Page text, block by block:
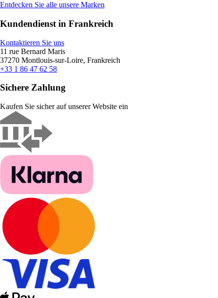
Entdecken Sie alle unsere Marken
Kundendienst in Frankreich
Kontaktieren Sie uns
11 rue Bernard Maris
37270 Montlouis-sur-Loire, Frankreich
+33 1 86 47 62 58
Sichere Zahlung
Kaufen Sie sicher auf unserer Website ein